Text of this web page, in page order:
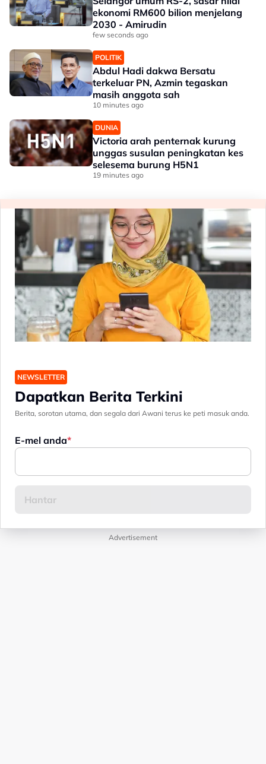
ekonomi RM600 bilion menjelang
2030 - Amirudin
few seconds ago
POLITIK
Abdul Hadi dakwa Bersatu
terkeluar PN, Azmin tegaskan
masih anggota sah
10 minutes ago
DUNIA
Victoria arah penternak kurung
unggas susulan peningkatan kes
selesema burung H5N1
19 minutes ago
NEWSLETTER
Dapatkan Berita Terkini
Berita, sorotan utama, dan segala dari Awani terus ke peti masuk anda.
E-mel anda
Advertisement